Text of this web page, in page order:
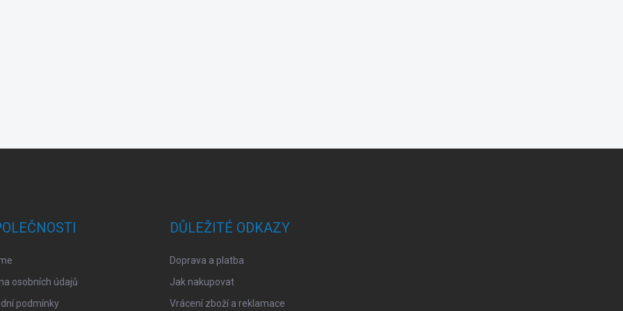
osobních údajů
podmínky
DŮLEŽITÉ ODKAZY
Doprava a platba
Jak nakupovat
Vrácení zboží a reklamace